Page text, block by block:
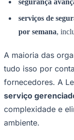
serviços de
por semana,
A maioria das
tudo isso por
fornecedores. A
serviço
complexidade e
ambiente.